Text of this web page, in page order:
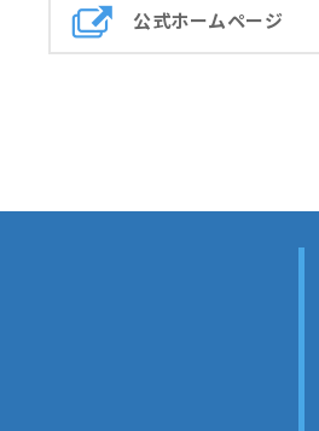
公式ホームページ